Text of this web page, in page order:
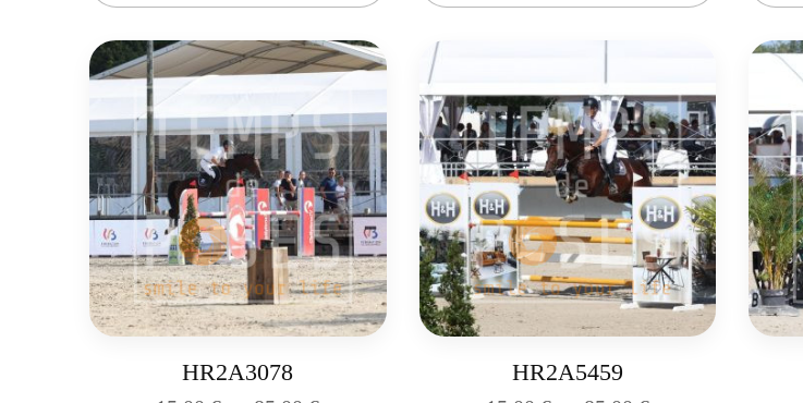
HR2A3078 HR2A5459